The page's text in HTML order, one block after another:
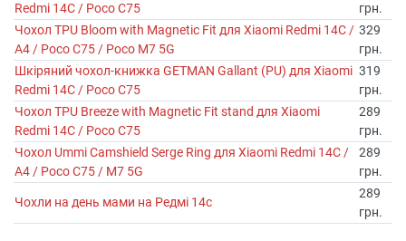
Redmi 14C / Poco C75
грн.
Чохол TPU Bloom with Magnetic Fit для Xiaomi Redmi 14C /
A4 / Poco C75 / Poco M7 5G
329
грн.
Шкіряний чохол-книжка GETMAN Gallant (PU) для Xiaomi
Redmi 14C / Poco C75
319
грн.
Чохол TPU Breeze with Magnetic Fit stand для Xiaomi
Redmi 14C / Poco C75
289
грн.
Чохол Ummi Camshield Serge Ring для Xiaomi Redmi 14C /
A4 / Poco C75 / M7 5G
289
грн.
Чохли на день мами на Редмі 14с
289
грн.